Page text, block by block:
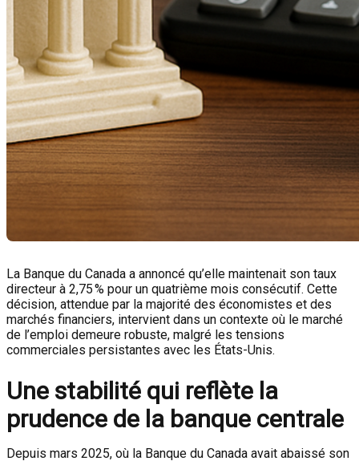
La Banque du Canada a annoncé qu’elle maintenait son taux
directeur à 2,75 % pour un quatrième mois consécutif. Cette
décision, attendue par la majorité des économistes et des
marchés financiers, intervient dans un contexte où le marché
de l’emploi demeure robuste, malgré les tensions
commerciales persistantes avec les États-Unis.
Une stabilité qui reflète la
prudence de la banque centrale
Depuis mars 2025, où la Banque du Canada avait abaissé son